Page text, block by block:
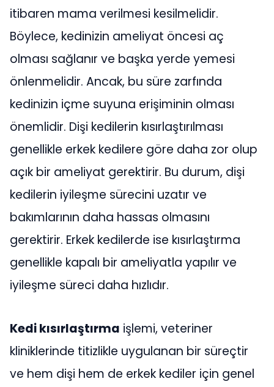
itibaren mama verilmesi kesilmelidir.
Böylece, kedinizin ameliyat öncesi aç
olması sağlanır ve başka yerde yemesi
önlenmelidir. Ancak, bu süre zarfında
kedinizin içme suyuna erişiminin olması
önemlidir. Dişi kedilerin kısırlaştırılması
genellikle erkek kedilere göre daha zor olup
açık bir ameliyat gerektirir. Bu durum, dişi
kedilerin iyileşme sürecini uzatır ve
bakımlarının daha hassas olmasını
gerektirir. Erkek kedilerde ise kısırlaştırma
genellikle kapalı bir ameliyatla yapılır ve
iyileşme süreci daha hızlıdır.
Kedi kısırlaştırma işlemi, veteriner
kliniklerinde titizlikle uygulanan bir süreçtir
ve hem dişi hem de erkek kediler için genel